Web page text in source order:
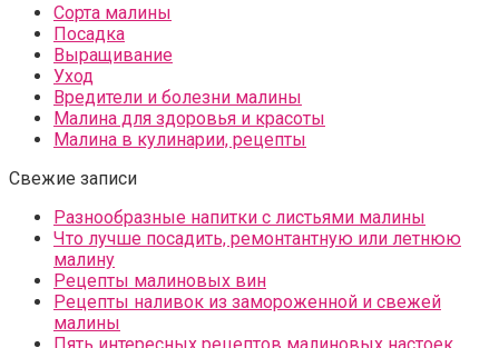
Сорта малины
Посадка
Выращивание
Уход
Вредители и болезни малины
Малина для здоровья и красоты
Малина в кулинарии, рецепты
Свежие записи
Разнообразные напитки с листьями малины
Что лучше посадить, ремонтантную или летнюю
малину
Рецепты малиновых вин
Рецепты наливок из замороженной и свежей
малины